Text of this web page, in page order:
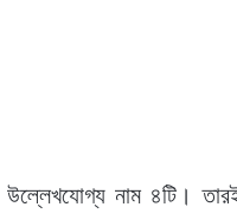
নাম ৪টি।